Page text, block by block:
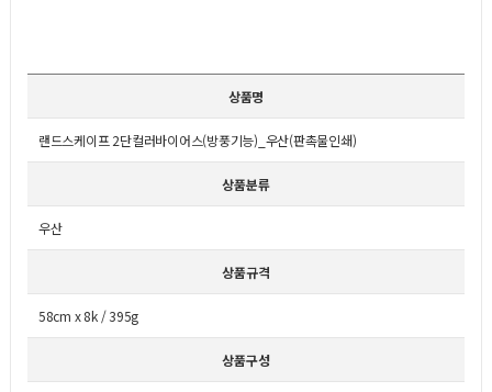
상품명
랜드스케이프 2단컬러바이어스(방풍기능)_우산(판촉물인쇄)
상품분류
우산
상품규격
58cm x 8k / 395g
상품구성